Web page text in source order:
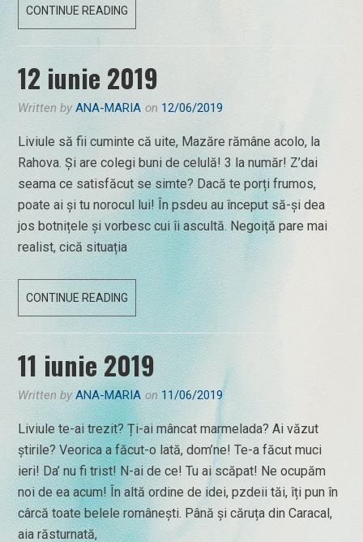
CONTINUE READING
IUNIE
12 iunie 2019
Written byANA-MARIA on 12/06/2019
Liviule să fii cuminte că uite, Mazăre rămâne acolo, la
Rahova. Și are colegi buni de celulă! 3 la număr! Z’dai
seama ce satisfăcut se simte? Dacă te porți frumos,
poate ai și tu norocul lui! În psdeu au început să-și dea
jos botnițele și vorbesc cui îi ascultă. Negoiță pare mai
realist, cică situația
CONTINUE READING 12
IUNIE
2019
11 iunie 2019
Written byANA-MARIA on 11/06/2019
Liviule te-ai trezit? Ți-ai mâncat marmelada? Ai văzut
știrile? Veorica a făcut-o lată, dom’ne! Te-a făcut muci
ieri! Da’ nu fi trist! N-ai de ce! Tu ai scăpat! Ne ocupăm
noi de ea acum! În altă ordine de idei, pzdeii tăi, îți pun în
cârcă toate belele românești. Până și căruța din Caracal,
aia răsturnată,